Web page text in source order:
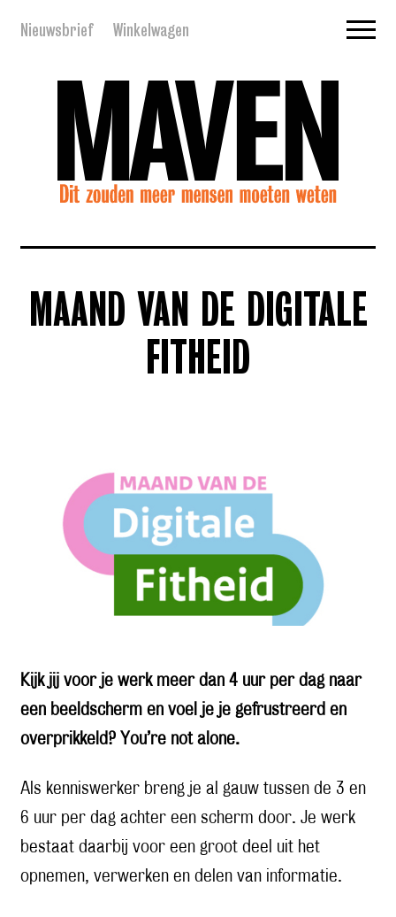
Nieuwsbrief Winkelwagen
MAAND VAN DE DIGITALE
FITHEID
Kijk jij voor je werk meer dan 4 uur per dag naar
een beeldscherm en voel je je gefrustreerd en
overprikkeld? You’re not alone.
Als kenniswerker breng je al gauw tussen de 3 en
6 uur per dag achter een scherm door. Je werk
bestaat daarbij voor een groot deel uit het
opnemen, verwerken en delen van informatie.